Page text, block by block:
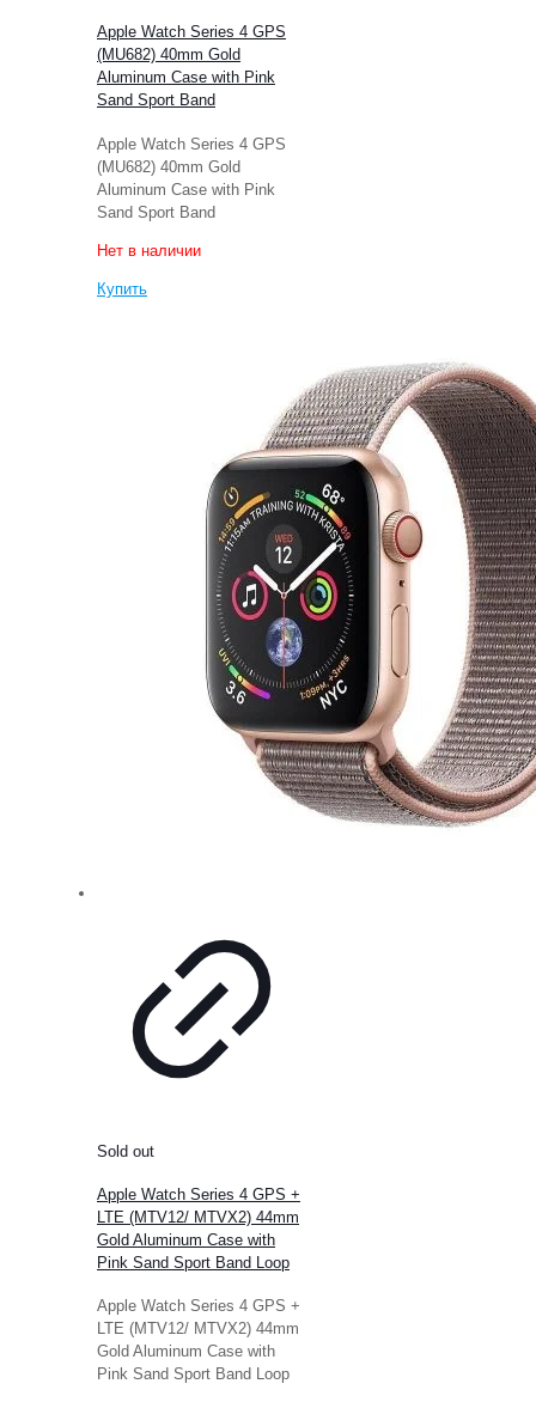
Apple Watch Series 4 GPS
(MU682) 40mm Gold
Aluminum Case with Pink
Sand Sport Band
Apple Watch Series 4 GPS
(MU682) 40mm Gold
Aluminum Case with Pink
Sand Sport Band
Нет в наличии
Купить
Sold out
Apple Watch Series 4 GPS +
LTE (MTV12/ MTVX2) 44mm
Gold Aluminum Case with
Pink Sand Sport Band Loop
Apple Watch Series 4 GPS +
LTE (MTV12/ MTVX2) 44mm
Gold Aluminum Case with
Pink Sand Sport Band Loop